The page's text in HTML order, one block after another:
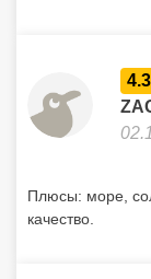
4.3
Плюсы: море,
качество.